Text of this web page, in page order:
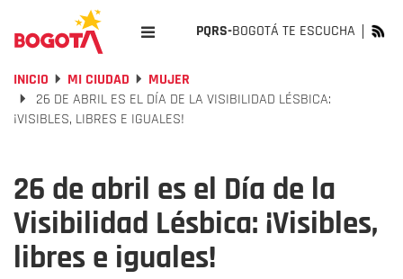
PQRS-BOGOTÁ TE ESCUCHA
INICIO MI CIUDAD
MUJER
26 DE ABRIL ES EL DÍA DE LA VISIBILIDAD LÉSBICA:
¡VISIBLES, LIBRES E IGUALES!
26 de abril es el Día de la
Visibilidad Lésbica: ¡Visibles,
libres e iguales!